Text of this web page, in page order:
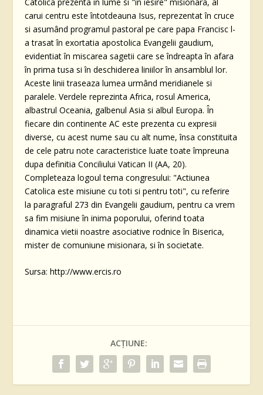
carui centru este întotdeauna Isus, reprezentat în cruce
si asumând programul pastoral pe care papa Francisc l-
a trasat în exortatia apostolica Evangelii gaudium,
evidentiat în miscarea sagetii care se îndreapta în afara
în prima tusa si în deschiderea liniilor în ansamblul lor.
Aceste linii traseaza lumea urmând meridianele si
paralele. Verdele reprezinta Africa, rosul America,
albastrul Oceania, galbenul Asia si albul Europa. În
fiecare din continente AC este prezenta cu expresii
diverse, cu acest nume sau cu alt nume, însa constituita
de cele patru note caracteristice luate toate împreuna
dupa definitia Conciliului Vatican II (AA, 20).
Completeaza logoul tema congresului: "Actiunea
Catolica este misiune cu toti si pentru toti", cu referire
la paragraful 273 din Evangelii gaudium, pentru ca vrem
sa fim misiune în inima poporului, oferind toata
dinamica vietii noastre asociative rodnice în Biserica,
mister de comuniune misionara, si în societate.
Sursa: http://www.ercis.ro
ACȚIUNE: